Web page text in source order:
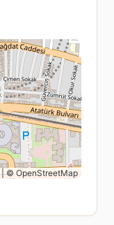
|© OpenStreetMap